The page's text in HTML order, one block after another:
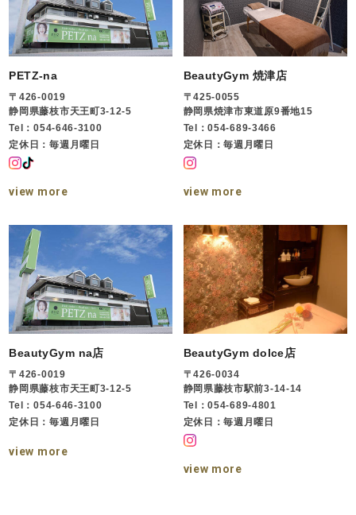
PETZ-na
〒426-0019
静岡県藤枝市天王町3-12-5
Tel：054-646-3100
定休日：毎週月曜日
view more
BeautyGym 焼津店
〒425-0055
静岡県焼津市東道原9番地15
Tel：054-689-3466
定休日：毎週月曜日
view more
BeautyGym na店
〒426-0019
静岡県藤枝市天王町3-12-5
Tel：054-646-3100
定休日：毎週月曜日
view more
BeautyGym dolce店
〒426-0034
静岡県藤枝市駅前3-14-14
Tel：054-689-4801
定休日：毎週月曜日
view more